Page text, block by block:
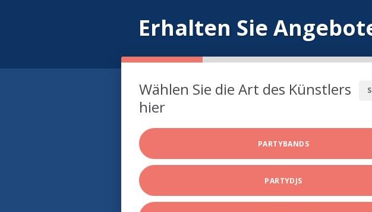
Erhalten Sie
Wählen Sie die Art des Künstlers
hier
PARTYBANDS
PARTYDJS